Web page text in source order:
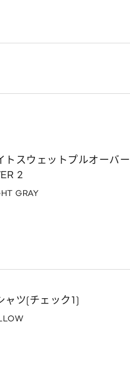
トスウェットプルオーバー
2
GRAY
ャツ(チェック1)